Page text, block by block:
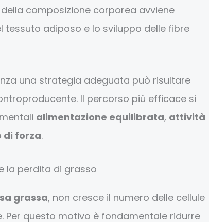
composizione corporea avviene
tessuto adiposo e lo sviluppo delle fibre
una strategia adeguata può risultare
Il percorso più efficace si
alimentazione equilibrata, attività
di forza.
la perdita di grasso
grassa, non cresce il numero delle cellule
Per questo motivo è fondamentale ridurre